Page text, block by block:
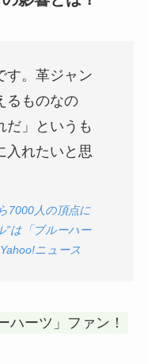
す。革ジャン
るものなの
だ」というも
入れたいと思
7000人の頂点に
”は「ブルーハー
ニュース
ハーツ」ファン！